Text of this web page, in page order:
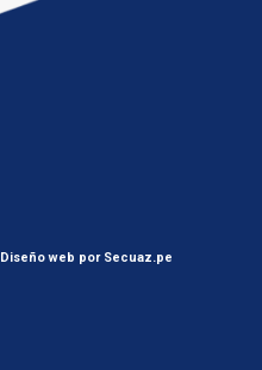
Diseño web por Secuaz.pe